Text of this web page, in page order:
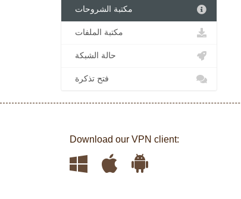
مكتبة الشروحات
مكتبة الملفات
حالة الشبكة
فتح تذكرة
Download our VPN client: